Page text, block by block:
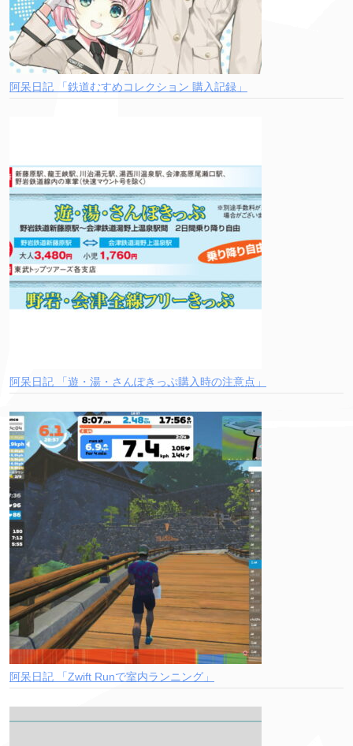
阿呆日記 「鉄道むすめコレクション 購入記録」
阿呆日記 「遊・湯・さんぽきっぷ購入時の注意点」
阿呆日記 「Zwift Runで室内ランニング」